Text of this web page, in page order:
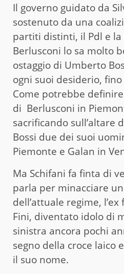
Il governo guidato da
sostenuto da una
partiti distinti, il Pdl e la
Berlusconi lo sa molto
ostaggio di Umberto
ogni suoi desiderio,
Come potrebbe
di Berlusconi in
sacrificando sull’altare
Bossi due dei suoi
Piemonte e Galan in
Ma Schifani fa finta di
parla per minacciare
dell’attuale regime,
Fini, diventato idolo di
sinistra ancora pochi
segno della croce laico
il suo nome.